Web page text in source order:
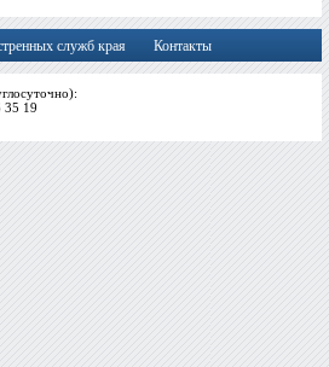
служб края Контакты
35 19